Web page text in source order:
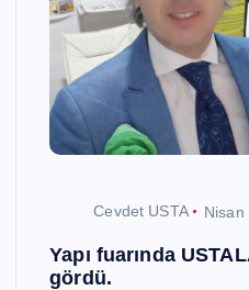
Cevdet USTA Nisan
Yapı fuarında
gördü.